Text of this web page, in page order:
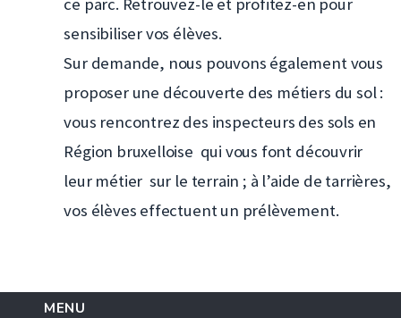
fenêtre
ce parc. Retrouvez-le et profitez-en pour
sensibiliser vos élèves.
Sur demande, nous pouvons également vous
proposer une découverte des métiers du sol :
vous rencontrez des inspecteurs des sols en
Région bruxelloise qui vous font découvrir
leur métier sur le terrain ; à l’aide de tarrières,
vos élèves effectuent un prélèvement.
MENU